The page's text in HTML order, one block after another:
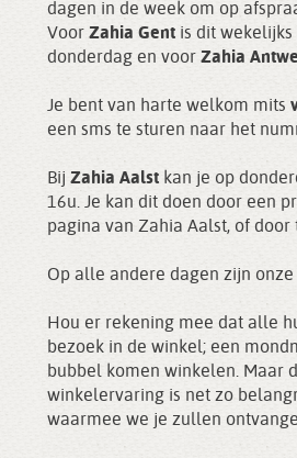
dagen in de week om op
Voor Zahia Gent is dit
donderdag en voor Zahia
Je bent van harte welkom mits
een sms te sturen naar het
Bij Zahia Aalst kan je op
16u. Je kan dit doen door een
pagina van Zahia Aalst, of
Op alle andere dagen zijn
Hou er rekening mee dat alle
bezoek in de winkel; een
bubbel komen winkelen. Maar
winkelervaring is net zo
waarmee we je zullen